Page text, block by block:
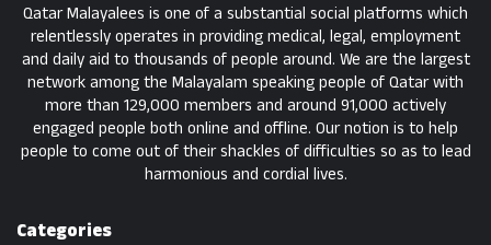
Qatar Malayalees is one of a substantial social platforms which
relentlessly operates in providing medical, legal, employment
and daily aid to thousands of people around. We are the largest
network among the Malayalam speaking people of Qatar with
more than 129,000 members and around 91,000 actively
engaged people both online and offline. Our notion is to help
people to come out of their shackles of difficulties so as to lead
harmonious and cordial lives.
Categories